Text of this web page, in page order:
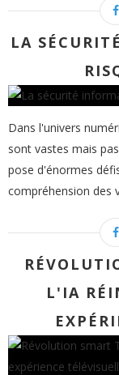
LA
Dans l'univers
sont vastes mais
pose d'énormes
compréhension des
L'IA